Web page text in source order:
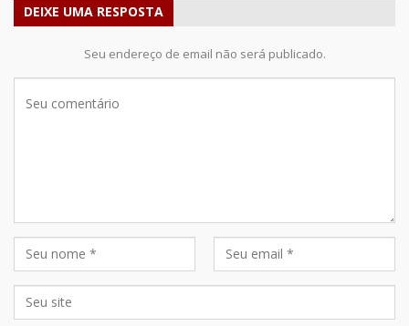
DEIXE UMA RESPOSTA
Seu endereço de email não será publicado.